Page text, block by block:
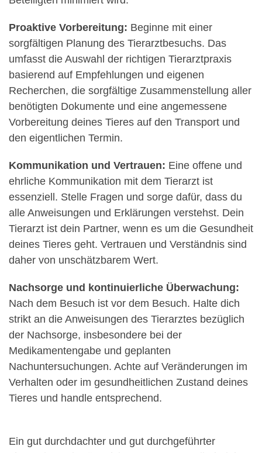
Proaktive Vorbereitung: Beginne mit einer
sorgfältigen Planung des Tierarztbesuchs. Das
umfasst die Auswahl der richtigen Tierarztpraxis
basierend auf Empfehlungen und eigenen
Recherchen, die sorgfältige Zusammenstellung aller
benötigten Dokumente und eine angemessene
Vorbereitung deines Tieres auf den Transport und
den eigentlichen Termin.
Kommunikation und Vertrauen: Eine offene und
ehrliche Kommunikation mit dem Tierarzt ist
essenziell. Stelle Fragen und sorge dafür, dass du
alle Anweisungen und Erklärungen verstehst. Dein
Tierarzt ist dein Partner, wenn es um die Gesundheit
deines Tieres geht. Vertrauen und Verständnis sind
daher von unschätzbarem Wert.
Nachsorge und kontinuierliche Überwachung:
Nach dem Besuch ist vor dem Besuch. Halte dich
strikt an die Anweisungen des Tierarztes bezüglich
der Nachsorge, insbesondere bei der
Medikamentengabe und geplanten
Nachuntersuchungen. Achte auf Veränderungen im
Verhalten oder im gesundheitlichen Zustand deines
Tieres und handle entsprechend.
Ein gut durchdachter und gut durchgeführter